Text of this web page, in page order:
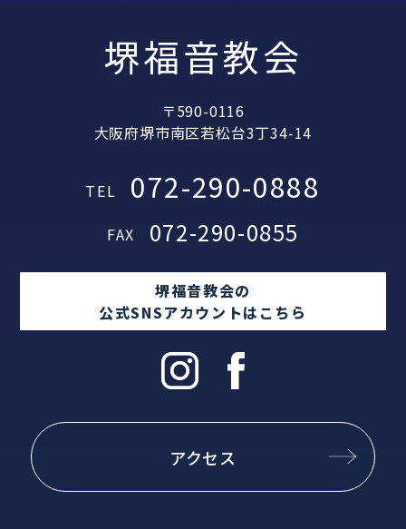
堺福音教会
〒590-0116
大阪府堺市南区若松台3丁34-14
TEL 072-290-0888
FAX 072-290-0855
堺福音教会の
公式SNSアカウントはこちら
アクセス